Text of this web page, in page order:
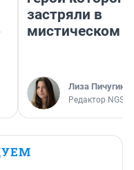
застряли в
мистическом
Лиза Пичугина
Редактор